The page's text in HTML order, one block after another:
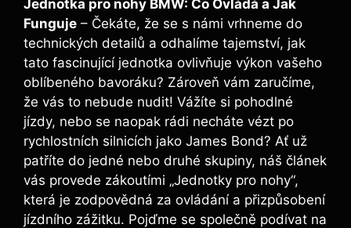
Jednotka pro nohy BMW: Co Ovládá a Jak
Funguje – Čekáte, že se s námi vrhneme do
technických detailů a odhalíme tajemství, jak
tato fascinující jednotka ovlivňuje výkon vašeho
oblíbeného bavoráku? Zároveň vám zaručíme,
že vás to nebude nudit! Vážíte si pohodlné
jízdy, nebo se naopak rádi necháte vézt po
rychlostních silnicích jako James Bond? Ať už
patříte do jedné nebo druhé skupiny, náš článek
vás provede zákoutími „Jednotky pro nohy“,
která je zodpovědná za ovládání a přizpůsobení
jízdního zážitku. Pojďme se společně podívat na